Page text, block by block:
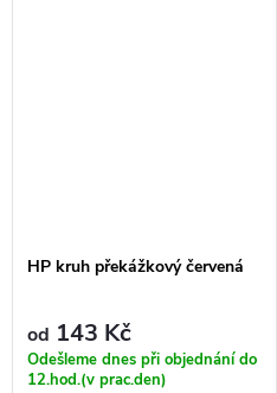
HP kruh překážkový červená
od 143 Kč
Odešleme dnes při objednání do
12.hod.(v prac.den)